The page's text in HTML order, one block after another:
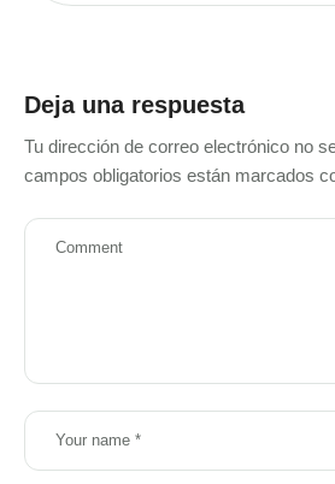
Deja una respuesta
Tu dirección de correo electrónico no
campos obligatorios están marcados